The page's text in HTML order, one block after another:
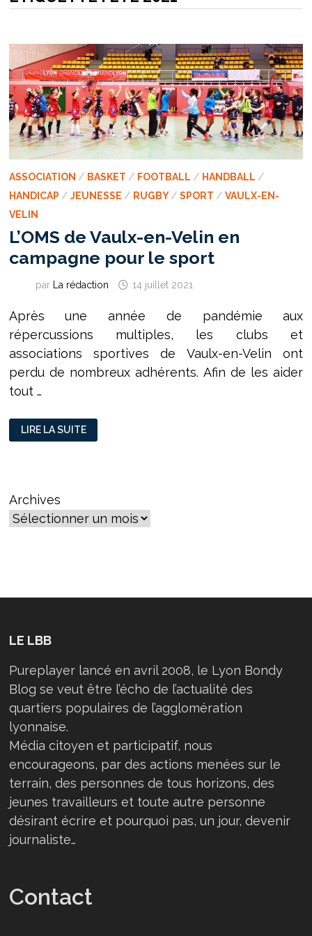
ASSOCIATION / BASKET / FOOTBALL / HANDBALL /
HANDICAP / JEUNESSE / RUGBY/ SPORT / VAULX-EN-
VELIN
L’OMS de Vaulx-en-Velin en
campagne pour le sport
par La rédaction 14 juillet 2021
Après une année de pandémie aux
répercussions multiples, les clubs et
associations sportives de Vaulx-en-Velin ont
perdu de nombreux adhérents. Afin de les aider
tout …
L’OMS
DE
VAULX-
POUR
LE
SPORT
LIRE LA SUITE
Archives
LE LBB
Pureplayer lancé en avril 2008, le Lyon Bondy
Blog se veut être l’écho de l’actualité des
quartiers populaires de l’agglomération
lyonnaise.
Média citoyen et participatif, nous
encourageons, par des actions menées sur le
terrain, des personnes de tous horizons, des
jeunes travailleurs et toute autre personne
désirant écrire et pourquoi pas, un jour, devenir
journaliste…
Contact